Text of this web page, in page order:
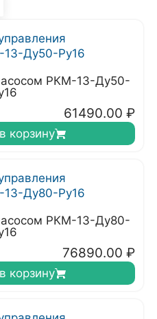
РКМ-13-Ду50-
61490.00 ₽
корзину
РКМ-13-Ду80-
76890.00 ₽
корзину